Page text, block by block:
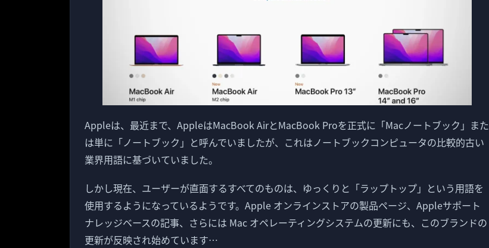
Appleは、最近まで、AppleはMacBook AirとMacBook Proを正式に「Macノートブック」また
は単に「ノートブック」と呼んでいましたが、これはノートブックコンピュータの比較的古い
業界用語に基づいていました。
しかし現在、ユーザーが直面するすべてのものは、ゆっくりと「ラップトップ」という用語を
使用するようになっているようです。Apple オンラインストアの製品ページ、Appleサポート
ナレッジベースの記事、さらには Mac オペレーティングシステムの更新にも、このブランドの
更新が反映され始めています…